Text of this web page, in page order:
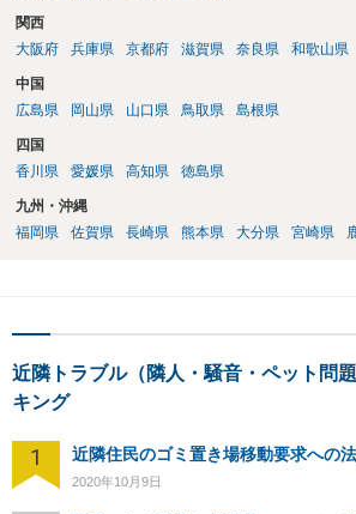
関西
大阪府
兵庫県 京都府 滋賀県 奈良県 和歌山県
中国
広島県
岡山県 山口県 鳥取県 島根県
四国
香川県
愛媛県 高知県 徳島県
九州・沖縄
福岡県
佐賀県 長崎県 熊本県 大分県 宮崎県
近隣トラブル（隣人・騒音・ペット問
キング
1 近隣住民のゴミ置き場移動要求への
2020年10月9日